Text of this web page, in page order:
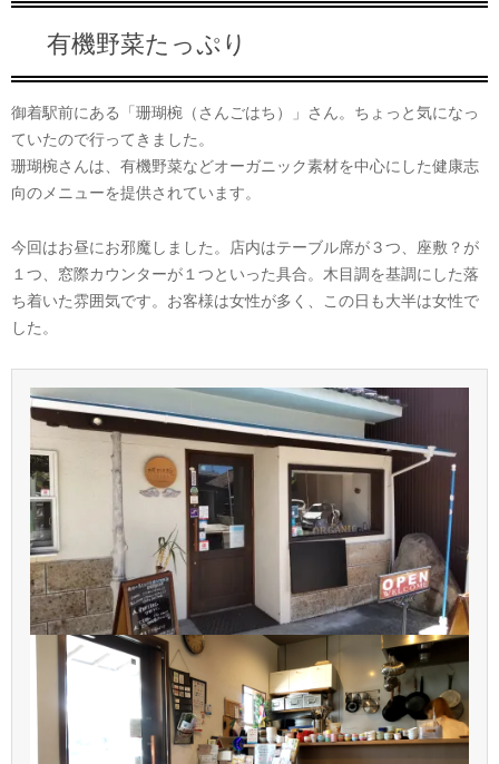
有機野菜たっぷり
御着駅前にある「珊瑚椀（さんごはち）」さん。ちょっと気になっ
ていたので行ってきました。
珊瑚椀さんは、有機野菜などオーガニック素材を中心にした健康志
向のメニューを提供されています。
今回はお昼にお邪魔しました。店内はテーブル席が３つ、座敷？が
１つ、窓際カウンターが１つといった具合。木目調を基調にした落
ち着いた雰囲気です。お客様は女性が多く、この日も大半は女性で
した。